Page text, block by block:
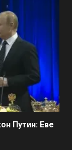
Путин: Еве